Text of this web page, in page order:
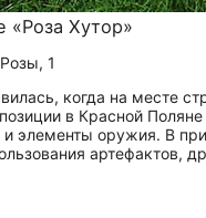
«Роза Хутор»
1
когда на месте
в Красной
элементы оружия. В
артефактов,